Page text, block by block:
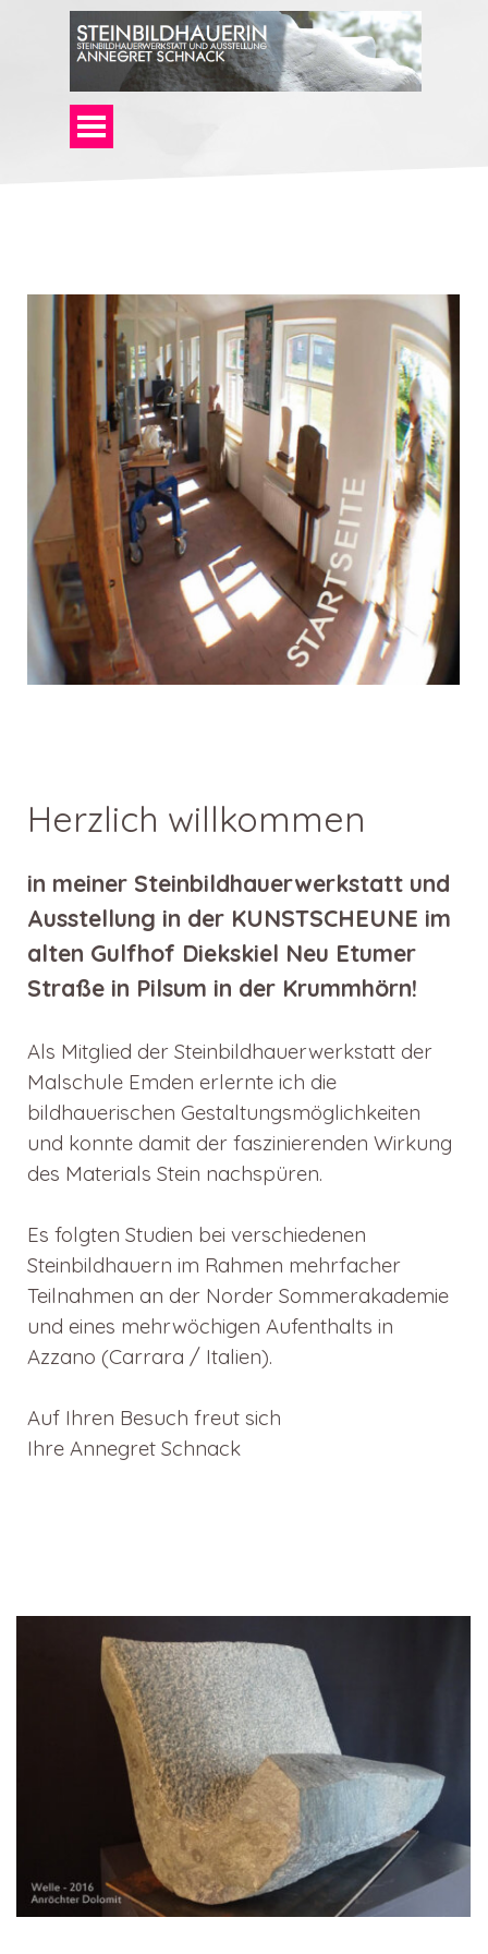
Direkt zum Seiteninhalt
Menü überspringen
Herzlich willkommen
in meiner Steinbildhauerwerkstatt und
Ausstellung in der KUNSTSCHEUNE im
alten Gulfhof Diekskiel Neu Etumer
Straße in Pilsum in der Krummhörn!
Als Mitglied der Steinbildhauerwerkstatt der
Malschule Emden erlernte ich die
bildhauerischen Gestaltungsmöglichkeiten
und konnte damit der faszinierenden Wirkung
des Materials Stein nachspüren.
Es folgten Studien bei verschiedenen
Steinbildhauern im Rahmen mehrfacher
Teilnahmen an der Norder Sommerakademie
und eines mehrwöchigen Aufenthalts in
Azzano (Carrara / Italien).
Auf Ihren Besuch freut sich
Ihre Annegret Schnack